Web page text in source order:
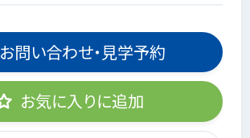
お問い合わせ・見学予約
お気に入りに追加